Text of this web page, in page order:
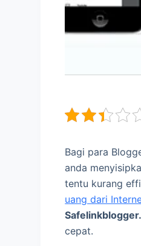
Bagi para
anda
tentu kurang
uang dari
cepat.